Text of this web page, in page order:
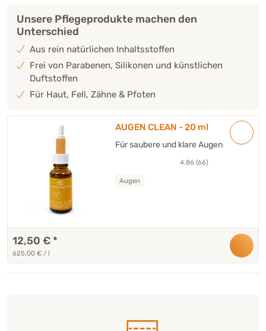
Unsere Pflegeprodukte machen den
Unterschied
Aus rein natürlichen Inhaltsstoffen
Frei von Parabenen, Silikonen und künstlichen
Duftstoffen
Für Haut, Fell, Zähne & Pfoten
AUGEN CLEAN - 20 ml
Für saubere und klare Augen
4.86 (66)
Augen
12,50 € *
625,00 € / l